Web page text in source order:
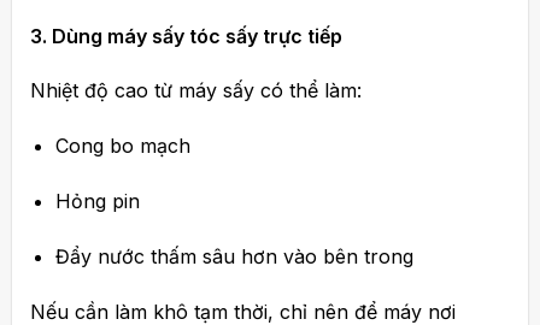
3. Dùng máy sấy tóc sấy trực tiếp
Nhiệt độ cao từ máy sấy có thể làm:
Cong bo mạch
Hỏng pin
Đẩy nước thấm sâu hơn vào bên trong
Nếu cần làm khô tạm thời, chỉ nên để máy nơi